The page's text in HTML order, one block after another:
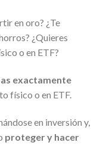
en oro? ¿Te
¿Quieres
o en ETF?
exactamente
físico o en ETF.
en inversión y,
proteger y hacer